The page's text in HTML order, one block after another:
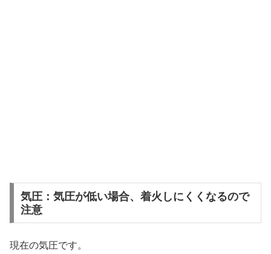
気圧：気圧が低い場合、着火しにくくなるので
注意
現在の気圧です。